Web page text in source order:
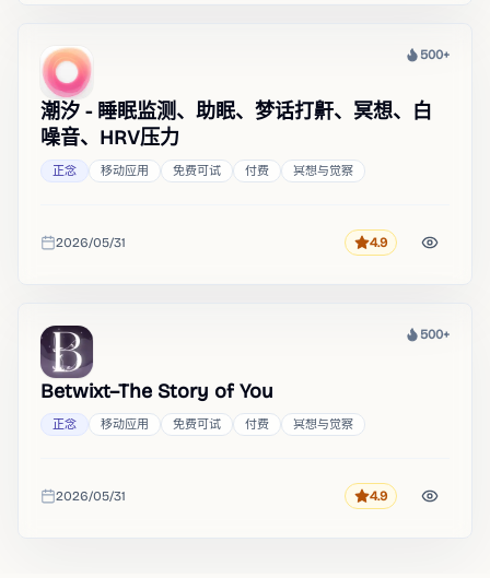
热度
500+
潮汐 - 睡眠监测、助眠、梦话打鼾、冥想、白
噪音、HRV压力
正念 移动应用 免费可试 付费 冥想与觉察
收录时间
2026/05/31 评分4.9
热度
500+
Betwixt–The Story of You
正念 移动应用 免费可试 付费 冥想与觉察
收录时间
2026/05/31 评分4.9